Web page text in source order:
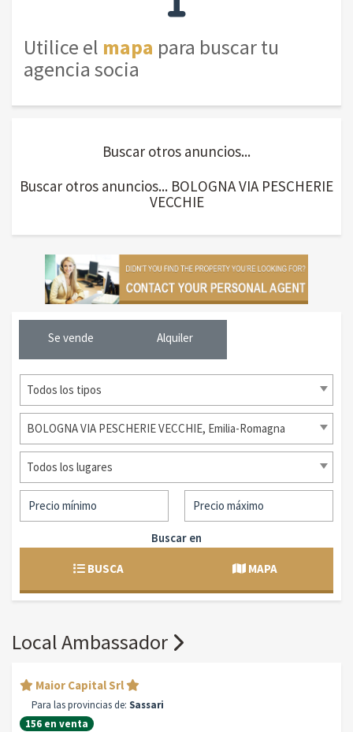
Utilice el mapa para buscar tu
agencia socia
Buscar otros anuncios...
Buscar otros anuncios... BOLOGNA VIA PESCHERIE
VECCHIE
Se vende Alquiler
Todos los tipos
BOLOGNA VIA PESCHERIE VECCHIE, Emilia-Romagna
Todos los lugares
Buscar en
BUSCA MAPA
Local Ambassador
Maior Capital Srl
Para las provincias de: Sassari
156 en venta